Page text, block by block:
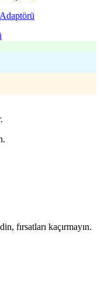
fırsatları kaçırmayın.